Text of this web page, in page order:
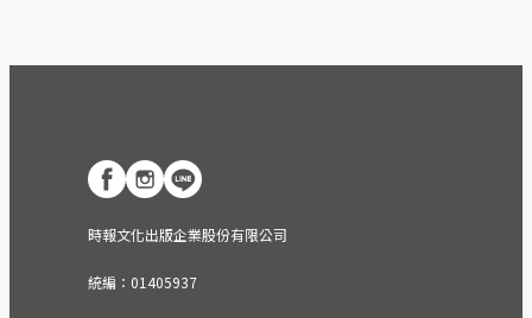
時報文化出版企業股份有限公司
統編：01405937